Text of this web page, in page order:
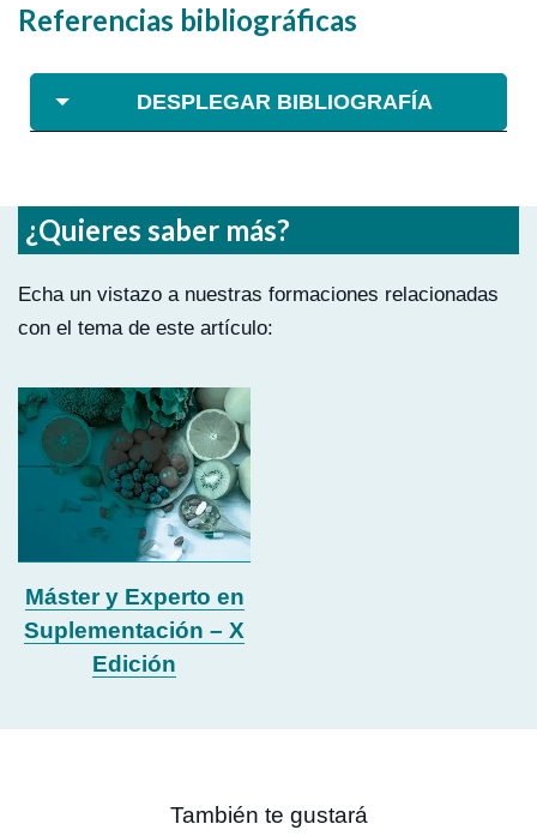
Referencias bibliográficas
DESPLEGAR BIBLIOGRAFÍA
¿Quieres saber más?
Echa un vistazo a nuestras formaciones relacionadas
con el tema de este artículo:
Máster y Experto en
Suplementación – X
Edición
También te gustará